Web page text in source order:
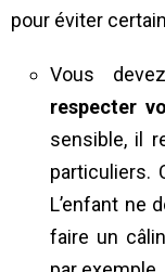
pour éviter
Vous
respecter
sensible, il
particuliers.
L’enfant ne
faire un